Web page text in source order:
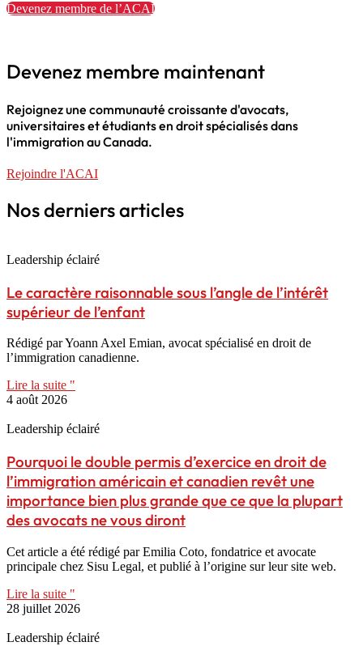
Devenez membre de l’ACAI
Devenez membre maintenant
Rejoignez une communauté croissante d'avocats,
universitaires et étudiants en droit spécialisés dans
l'immigration au Canada.
Rejoindre l'ACAI
Nos derniers articles
Leadership éclairé
Le caractère raisonnable sous l’angle de l’intérêt
supérieur de l’enfant
Rédigé par Yoann Axel Emian, avocat spécialisé en droit de
l’immigration canadienne.
Lire la suite "
4 août 2026
Leadership éclairé
Pourquoi le double permis d’exercice en droit de
l’immigration américain et canadien revêt une
importance bien plus grande que ce que la plupart
des avocats ne vous diront
Cet article a été rédigé par Emilia Coto, fondatrice et avocate
principale chez Sisu Legal, et publié à l’origine sur leur site web.
Lire la suite "
28 juillet 2026
Leadership éclairé